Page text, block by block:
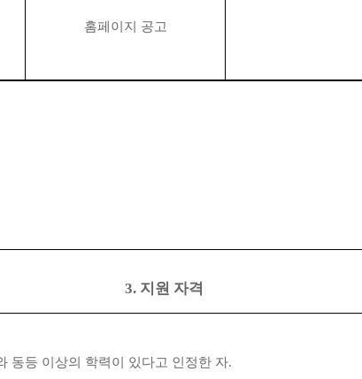
홈페이지 공고
3. 지원 자격
동등 이상의 학력이 있다고 인정한 자.